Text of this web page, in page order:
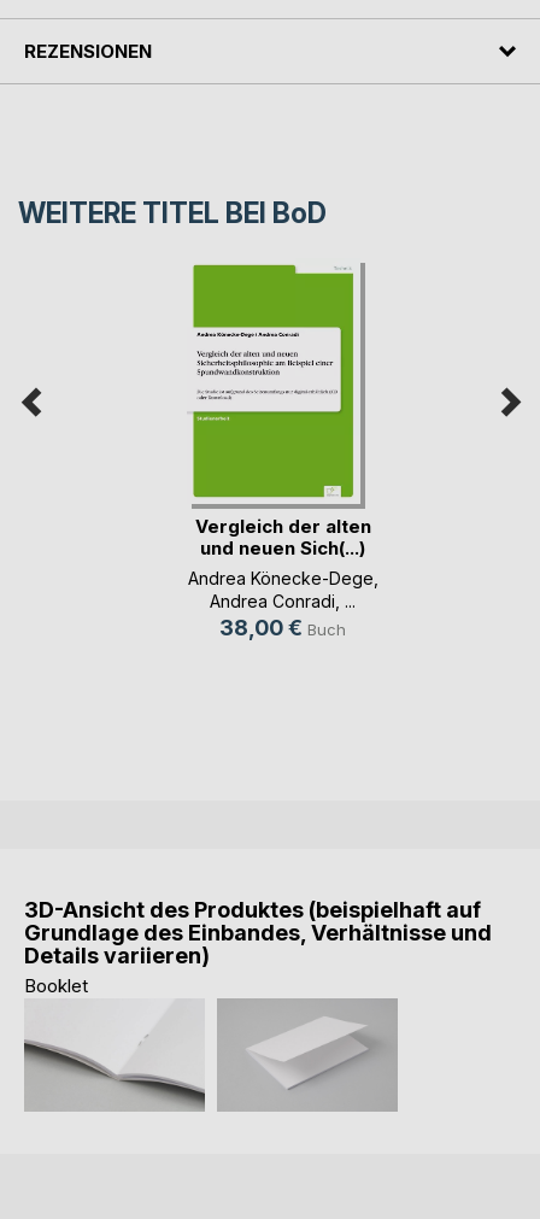
REZENSIONEN
WEITERE TITEL BEI BoD
Vergleich der alten
und neuen Sich(...)
Andrea Könecke-Dege
Andrea Conradi , ...
38,00 € Buch
3D-Ansicht des Produktes (beispielhaft auf
Grundlage des Einbandes, Verhältnisse und
Details variieren)
Booklet